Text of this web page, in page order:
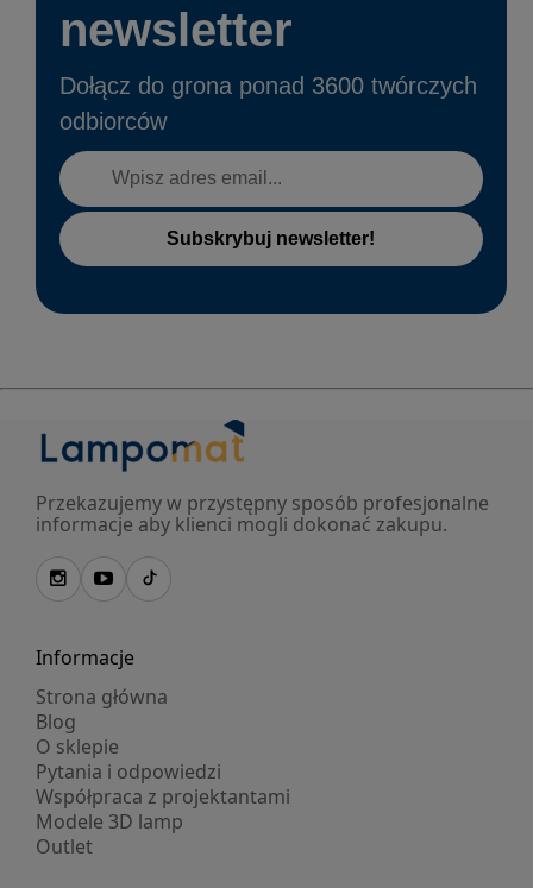
newsletter
Dołącz do grona ponad 3600 twórczych
odbiorców
Subskrybuj newsletter!
Przekazujemy w przystępny sposób profesjonalne
informacje aby klienci mogli dokonać zakupu.
Informacje
Strona główna
Blog
O sklepie
Pytania i odpowiedzi
Współpraca z projektantami
Modele 3D lamp
Outlet